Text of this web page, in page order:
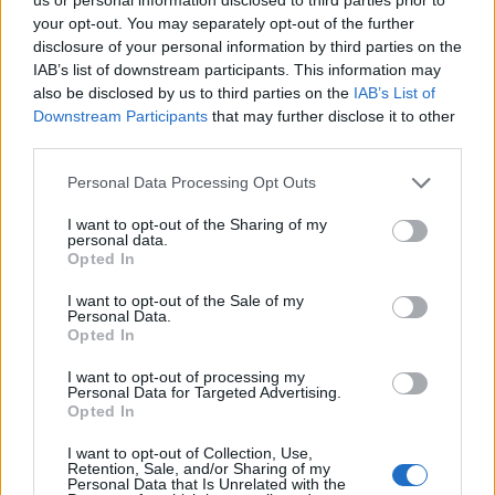
your opt-out. You may separately opt-out of the further
disclosure of your personal information by third parties on the
IAB’s list of downstream participants. This information may
also be disclosed by us to third parties on the IAB’s List of
Downstream Participants that may further disclose it to other
Personal Data Processing Opt Outs
I want to opt-out of the Sharing of my
personal data.
Opted In
I want to opt-out of the Sale of my
Personal Data.
Opted In
I want to opt-out of processing my
Personal Data for Targeted Advertising.
Opted In
I want to opt-out of Collection, Use,
Retention, Sale, and/or Sharing of my
Personal Data that Is Unrelated with the
Július
Július 1., Szerda: Annamáriaés
Tihamér
Július 2., Csütörtök:Ottó
Július 3., Péntek:KornélésSoma
Július 4., Szombat:Ulrik
Július 5., Vasárnap:EmeseésSarolta
Július 6., Hétfő:
Július 7., Kedd:Apollónia
Július 9., Csütörtök:Lukrécia
Július 10., Péntek:
Július 11., Szombat:Liliés
Július 12., Vasárnap:DalmaésIzabella
Július 14., Kedd:OrsésStella